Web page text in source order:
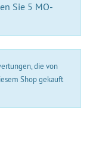
Sie 5 MO-
die von
Shop gekauft